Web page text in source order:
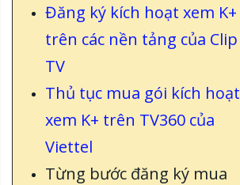
Đăng ký kích hoạt xem K+
trên các nền tảng của Clip
TV
Thủ tục mua gói kích hoạt
xem K+ trên TV360 của
Viettel
Từng bước đăng ký mua